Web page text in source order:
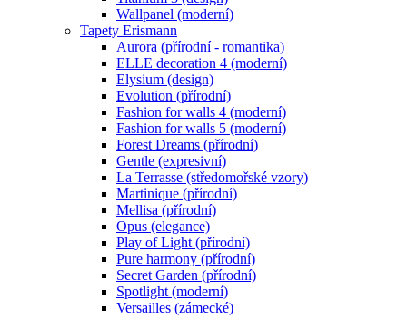
Wallpanel (moderní)
Tapety Erismann
Aurora (přírodní - romantika)
ELLE decoration 4 (moderní)
Elysium (design)
Evolution (přírodní)
Fashion for walls 4 (moderní)
Fashion for walls 5 (moderní)
Forest Dreams (přírodní)
Gentle (expresivní)
La Terrasse (středomořské vzory)
Martinique (přírodní)
Mellisa (přírodní)
Opus (elegance)
Play of Light (přírodní)
Pure harmony (přírodní)
Secret Garden (přírodní)
Spotlight (moderní)
Versailles (zámecké)